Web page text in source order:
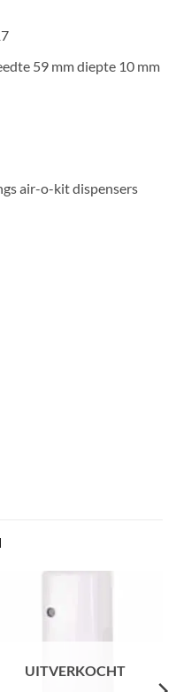
59 mm diepte 10 mm
air-o-kit dispensers
UITVERKOCHT